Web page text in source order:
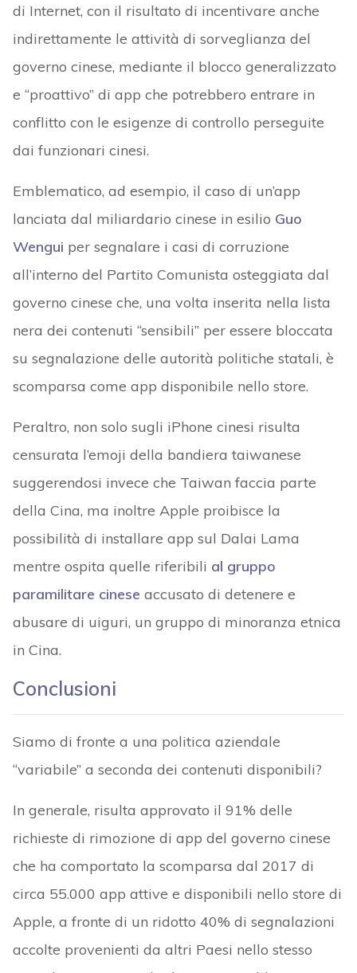
di Internet, con il risultato di incentivare anche
indirettamente le attività di sorveglianza del
governo cinese, mediante il blocco generalizzato
e “proattivo” di app che potrebbero entrare in
conflitto con le esigenze di controllo perseguite
dai funzionari cinesi.
Emblematico, ad esempio, il caso di un’app
lanciata dal miliardario cinese in esilio Guo
Wengui per segnalare i casi di corruzione
all’interno del Partito Comunista osteggiata dal
governo cinese che, una volta inserita nella lista
nera dei contenuti “sensibili” per essere bloccata
su segnalazione delle autorità politiche statali, è
scomparsa come app disponibile nello store.
Peraltro, non solo sugli iPhone cinesi risulta
censurata l’emoji della bandiera taiwanese
suggerendosi invece che Taiwan faccia parte
della Cina, ma inoltre Apple proibisce la
possibilità di installare app sul Dalai Lama
mentre ospita quelle riferibili al gruppo
paramilitare cinese accusato di detenere e
abusare di uiguri, un gruppo di minoranza etnica
in Cina.
Conclusioni
Siamo di fronte a una politica aziendale
“variabile” a seconda dei contenuti disponibili?
In generale, risulta approvato il 91% delle
richieste di rimozione di app del governo cinese
che ha comportato la scomparsa dal 2017 di
circa 55.000 app attive e disponibili nello store di
Apple, a fronte di un ridotto 40% di segnalazioni
accolte provenienti da altri Paesi nello stesso